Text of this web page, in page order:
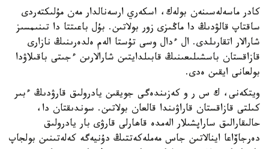
كادر ماسەلەسىنەن بولەك، اسكەري ارسەنالدار مەن مۇلىكتەردى
ساقتاپ قالۋدىڭ دا ماڭىزى زور بولاتىن. بۇل باعىتتا دا تىنىمسىز
شارالار اتقارىلدى. ال ءدال وسى تۇستا الەم ەلدەرىنىڭ نازارى
قازاقستان باسشىلىعىنىڭ قابىلدايتىن شارالارىن ءجىتى باقىلاۋدا
بولعانى ايقىن ەدى.
ويتكەنى، ك س ر و كەزىندەگى جويقىن يادرولىق قارۋدىڭ ءبىر
كىلتى قازاقستان قاراۋىندا قالعان بولاتىن. سوندىقتان دا،
حالىقارالىق ساراپشىلار الەمدە قاھارلى قارۋى بار يادرولىق
دەرجاۆاعا اينالاتىن جاس مەملەكەتتىڭ دۇنيەگە كەلەتىنىن بولجاپ